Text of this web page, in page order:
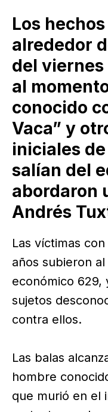
Los
alrededor
del viernes
al
conocido
Vaca” y
iniciales de
salían del
abordaron
Andrés
Las víctimas
años subieron
económico 629,
sujetos
contra ellos.
Las balas
hombre
que murió en el